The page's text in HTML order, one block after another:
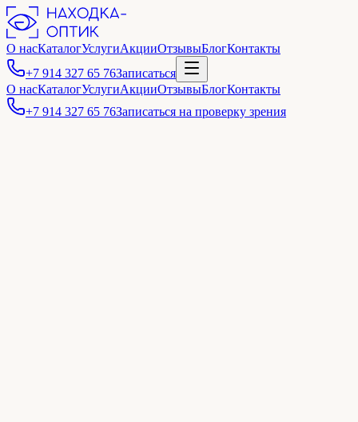
О насКаталогУслугиАкцииОтзывыБлогКонтакты
+7 914 327 65 76Записаться
О насКаталогУслугиАкцииОтзывыБлогКонтакты
+7 914 327 65 76Записаться на проверку зрения